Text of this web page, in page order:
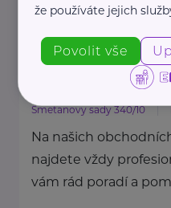
+420 723 273 207
Allianz pojišťovna,
Smetanovy sady 340/10
Na našich
najdete vždy
vám rád poradí a
že používáte jejich
Povolit vše